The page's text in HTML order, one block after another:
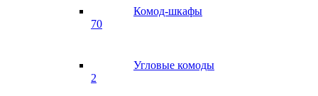
Комод-шкафы
70
Угловые комоды
2